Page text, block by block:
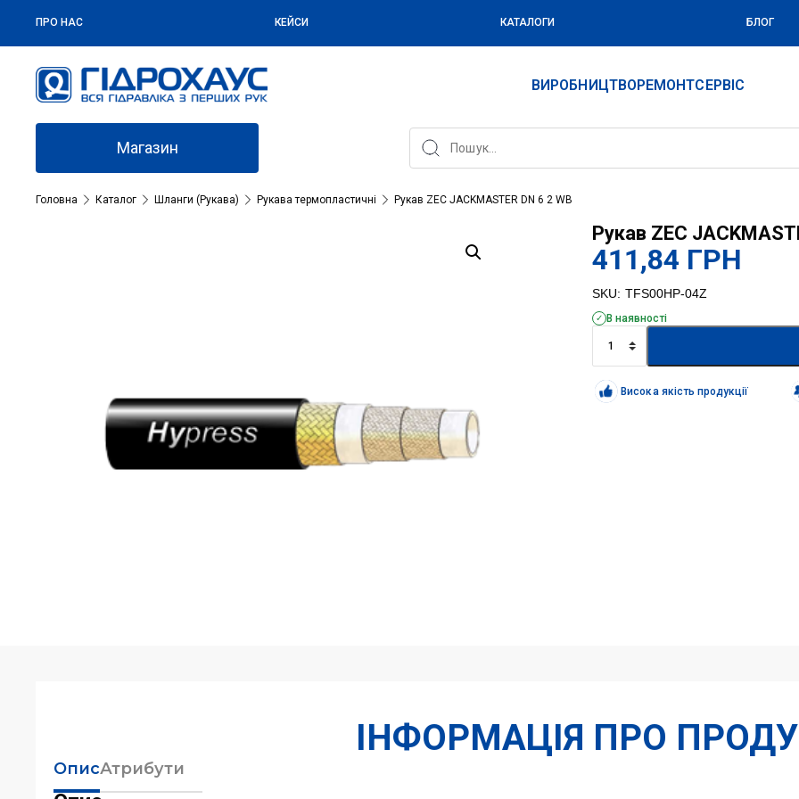
ПРО НАС КЕЙСИ КАТАЛОГИ БЛОГ
ВИРОБНИЦТВОРЕМОНТСЕРВІС
Магазин
Головна Каталог Шланги (Рукава) Рукава термопластичні Рукав ZEC JACKMASTER DN 6 2 WB
Рукав ZEC
411,84 ГРН
SKU: TFS00HP-04Z
В наявності
ZEC
JACKMASTER
DN
6
Висока якість продукції
ІНФОРМАЦІЯ ПРО
ОписАтрибути